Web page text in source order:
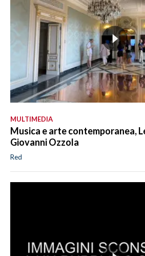
MULTIMEDIA
Musica e arte contemporanea,
Giovanni Ozzola
Red